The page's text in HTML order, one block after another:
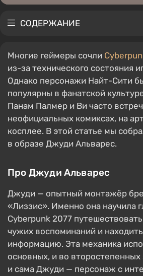
СОДЕРЖАНИЕ
Многие геймеры сочли
из-за технического состояния
Однако персонажи Найт-Сити
популярны в фанатской
Панам Палмер и Ви часто
неофициальных комиксах, на
косплее. В этой статье мы
в образе Джуди Альварес.
Про Джуди Альварес
Джуди — опытный монтажёр
«Лиззис». Именно она научила
Cyberpunk 2077
чужих воспоминаний и
информацию. Эта механика
основных, и во второстепенных
и сама Джуди — персонаж с